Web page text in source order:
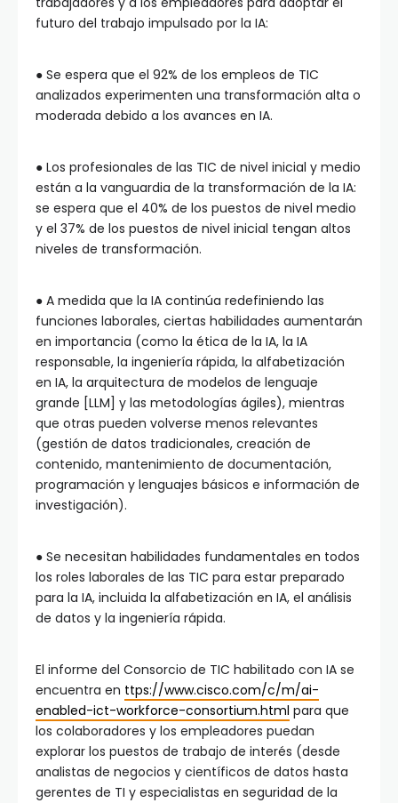
futuro del trabajo impulsado por la IA:
● Se espera que el 92% de los empleos de TIC
analizados experimenten una transformación alta o
moderada debido a los avances en IA.
● Los profesionales de las TIC de nivel inicial y medio
están a la vanguardia de la transformación de la IA:
se espera que el 40% de los puestos de nivel medio
y el 37% de los puestos de nivel inicial tengan altos
niveles de transformación.
● A medida que la IA continúa redefiniendo las
funciones laborales, ciertas habilidades aumentarán
en importancia (como la ética de la IA, la IA
responsable, la ingeniería rápida, la alfabetización
en IA, la arquitectura de modelos de lenguaje
grande [LLM] y las metodologías ágiles), mientras
que otras pueden volverse menos relevantes
(gestión de datos tradicionales, creación de
contenido, mantenimiento de documentación,
programación y lenguajes básicos e información de
investigación).
● Se necesitan habilidades fundamentales en todos
los roles laborales de las TIC para estar preparado
para la IA, incluida la alfabetización en IA, el análisis
de datos y la ingeniería rápida.
El informe del Consorcio de TIC habilitado con IA se
encuentra en ttps://www.cisco.com/c/m/ai-
enabled-ict-workforce-consortium.html para que
los colaboradores y los empleadores puedan
explorar los puestos de trabajo de interés (desde
analistas de negocios y científicos de datos hasta
gerentes de TI y especialistas en seguridad de la